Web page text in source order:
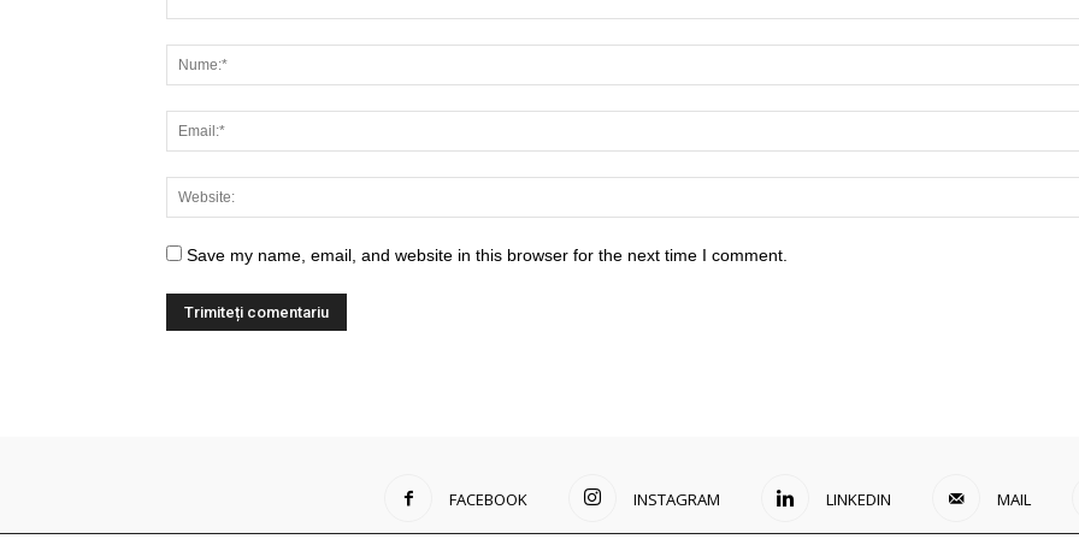
Save my name, email, and website in this browser for the next time I comment.
FACEBOOK INSTAGRAM LINKEDIN MAIL